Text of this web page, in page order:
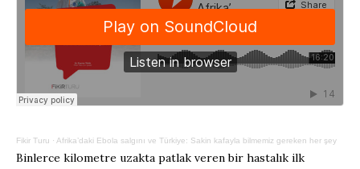
Fikir Turu · Afrika’daki Ebola salgını ve Türkiye: Sakin kafayla bilmemiz gereken her şey
Binlerce kilometre uzakta patlak veren bir hastalık ilk